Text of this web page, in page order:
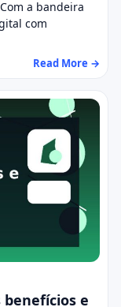
a bandeira
com
Read More →
benefícios e